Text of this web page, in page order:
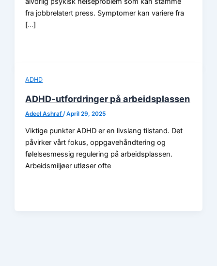
fra jobbrelatert press. Symptomer kan variere fra
[…]
ADHD
ADHD-utfordringer på arbeidsplassen
Adeel Ashraf/April 29, 2025
Viktige punkter ADHD er en livslang tilstand. Det
påvirker vårt fokus, oppgavehåndtering og
følelsesmessig regulering på arbeidsplassen.
Arbeidsmiljøer utløser ofte